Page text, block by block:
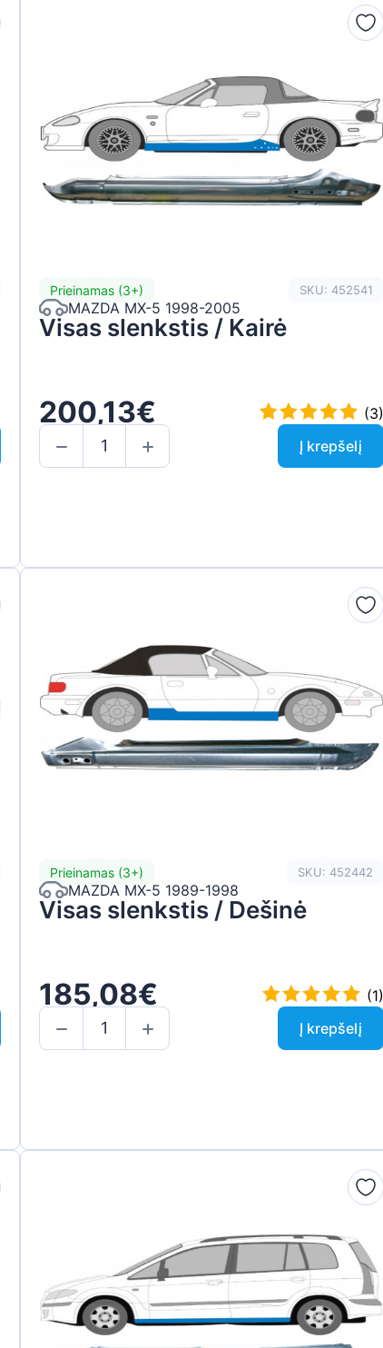
Prieinamas (3+) SKU: 452541
MAZDA MX-5 1998-2005
Visas slenkstis / Kairė
200,13€
(3)
Į krepšelį
Prieinamas (3+) SKU: 452442
MAZDA MX-5 1989-1998
Visas slenkstis / Dešinė
185,08€
(1)
Į krepšelį